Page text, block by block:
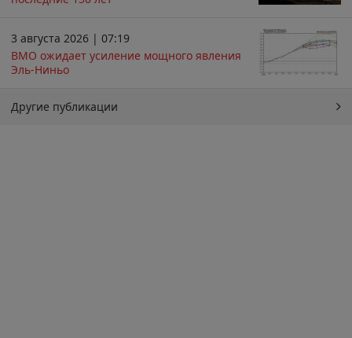
3 августа 2026 | 07:19
ВМО ожидает усиление мощного явления
Эль-Ниньо
Другие публикации